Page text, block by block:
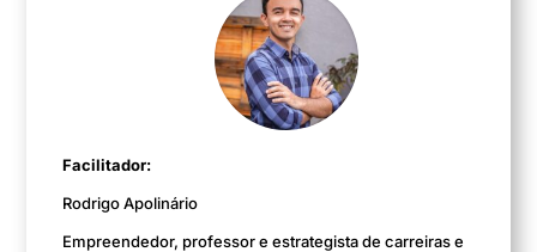
Facilitador:
Rodrigo Apolinário
Empreendedor, professor e estrategista de carreiras e